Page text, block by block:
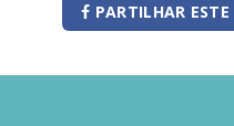
PARTILHAR